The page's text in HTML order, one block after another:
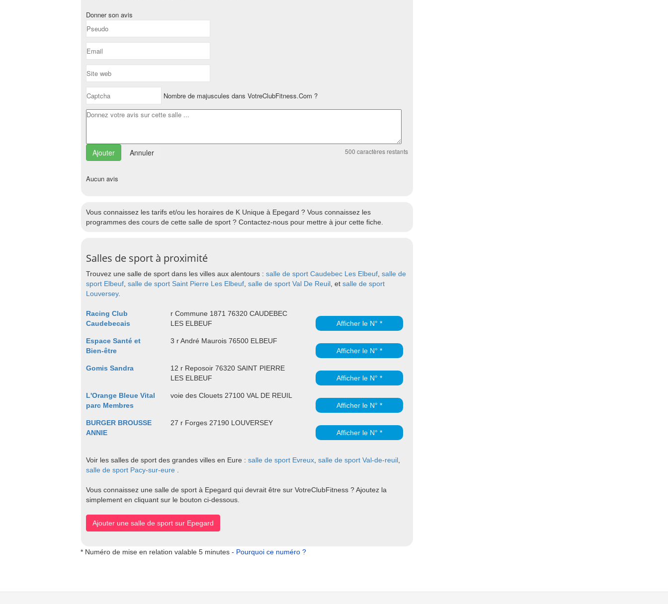
Donner son avis
Nombre de majuscules dans VotreClubFitness.Com ?
Annuler 500 caractères restants
Aucun avis
Vous connaissez les tarifs et/ou les horaires de K Unique à Epegard ? Vous connaissez les
programmes des cours de cette salle de sport ? Contactez-nous pour mettre à jour cette fiche.
Salles de sport à proximité
Trouvez une salle de sport dans les villes aux alentours : salle de sport Caudebec Les Elbeuf salle de
sport Elbeuf salle de sport Saint Pierre Les Elbeuf salle de sport Val De Reuil , et salle de sport
Louversey.
Racing Club
Caudebecais
r Commune 1871 76320 CAUDEBEC
LES ELBEUF
Afficher le N° *
Espace Santé et
Bien-être
3 r André Maurois 76500 ELBEUF
Afficher le N° *
Gomis Sandra
12 r Reposoir 76320 SAINT PIERRE
LES ELBEUF
Afficher le N° *
L'Orange Bleue Vital
parc Membres
voie des Clouets 27100 VAL DE REUIL
Afficher le N° *
BURGER BROUSSE
ANNIE
27 r Forges 27190 LOUVERSEY
Afficher le N° *
Voir les salles de sport des grandes villes en Eure : salle de sport Evreux salle de sport Val-de-reuil
salle de sport Pacy-sur-eure
Vous connaissez une salle de sport à Epegard qui devrait être sur VotreClubFitness ? Ajoutez la
simplement en cliquant sur le bouton ci-dessous.
Ajouter une salle de sport sur Epegard
* Numéro de mise en relation valable 5 minutes - Pourquoi ce numéro ?